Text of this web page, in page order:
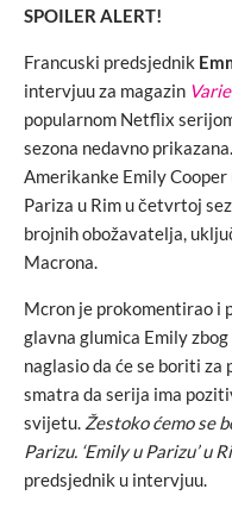
SPOILER ALERT!
Francuski predsjednik
intervjuu za magazin
popularnom Netflix
sezona nedavno
Amerikanke Emily
Pariza u Rim u četvrtoj
brojnih obožavatelja,
Macrona.
Mcron je prokomentirao i
glavna glumica Emily
naglasio da će se boriti za
smatra da serija ima
svijetu. Žestoko ćemo se
Parizu. ‘Emily u Parizu’ u
predsjednik u intervjuu.